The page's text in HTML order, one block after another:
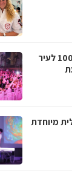
לקראת פתיחת חגיגות שנת ה-100 לעיר
מיוחדת